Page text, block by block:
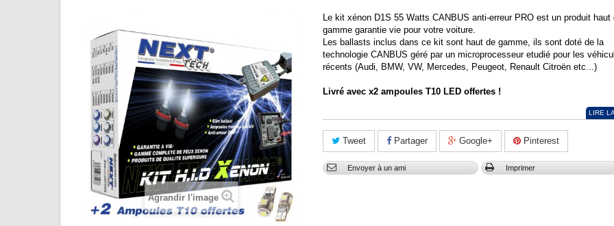
Agrandir l'image
Le kit xénon D1S 55 Watts CANBUS anti-erreur PRO est un produit haut
gamme garantie vie pour votre voiture.
Les ballasts inclus dans ce kit sont haut de gamme, ils sont doté de la
technologie CANBUS géré par un microprocesseur etudié pour les
récents (Audi, BMW, VW, Mercedes, Peugeot, Renault Citroën etc...)
Livré avec x2 ampoules T10 LED offertes !
LIRE
Tweet Partager Google+ Pinterest
Envoyer à un ami Imprimer